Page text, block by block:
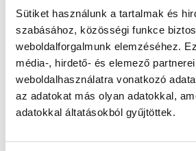
Sütiket használunk a tartalmak és
szabásához, közösségi funkce
weboldalforgalmunk elemzéséhez.
média-, hirdető- és elemező
weboldalhasználatra vonatkozó
az adatokat más olyan adatokkal,
adatokkal áltatásokból gyűjtöttek.
KÉNYELMESÉS
ÉRZÉS
A szuper nedvszívó
és a speciálisréteg